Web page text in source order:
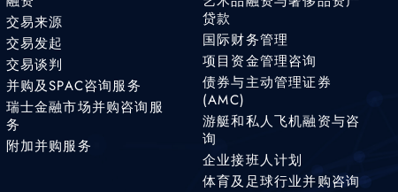
交易来源
交易发起
交易谈判
并购及SPAC咨询服务
瑞士金融市场并购咨询服
务
附加并购服务
贷款
国际财务管理
项目资金管理咨询
债券与主动管理证券
(AMC)
游艇和私人飞机融资与咨
询
企业接班人计划
体育及足球行业并购咨询